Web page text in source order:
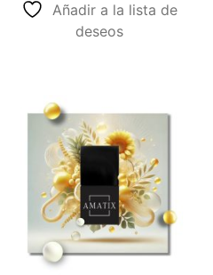
Añadir a la lista de
deseos